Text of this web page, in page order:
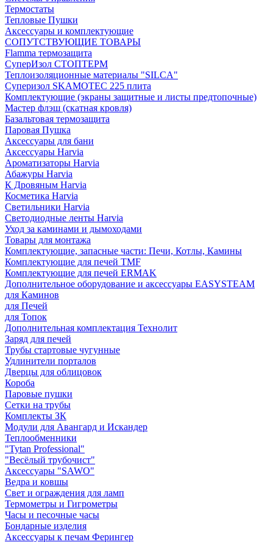
Термостаты
Тепловые Пушки
Аксессуары и комплектующие
СОПУТСТВУЮЩИЕ ТОВАРЫ
Flamma термозащита
СуперИзол СТОПТЕРМ
Теплоизоляционные материалы "SILCA"
Суперизол SKAMOTEC 225 плита
Комплектующие (экраны защитные и листы предтопочные)
Мастер флэш (скатная кровля)
Базальтовая термозащита
Паровая Пушка
Аксессуары для бани
Аксессуары Harvia
Ароматизаторы Harvia
Абажуры Harvia
К Дровяным Harvia
Косметика Harvia
Светильники Harvia
Светодиодные ленты Harvia
Уход за каминами и дымоходами
Товары для монтажа
Комплектующие, запасные части: Печи, Котлы, Камины
Комплектующие для печей TMF
Комплектующие для печей ERMAK
Дополнительное оборудование и аксессуары EASYSTEAM
для Каминов
для Печей
для Топок
Дополнительная комплектация Технолит
Заряд для печей
Трубы стартовые чугунные
Удлинители порталов
Дверцы для облицовок
Короба
Паровые пушки
Сетки на трубы
Комплекты ЗК
Модули для Авангард и Искандер
Теплообменники
"Tytan Professional"
"Весёлый трубочист"
Аксессуары "SAWO"
Ведра и ковшы
Свет и ограждения для ламп
Термометры и Гигрометры
Часы и песочные часы
Бондарные изделия
Аксессуары к печам Ферингер